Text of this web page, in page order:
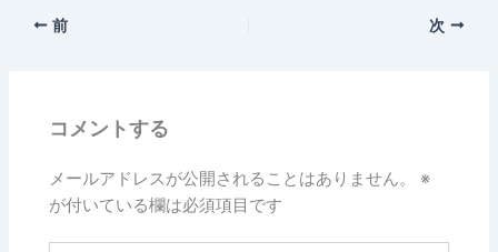
前 次
コメントする
メールアドレスが公開されることはありません。
※
が付いている欄は必須項目です